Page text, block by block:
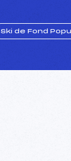
Ski de Fond